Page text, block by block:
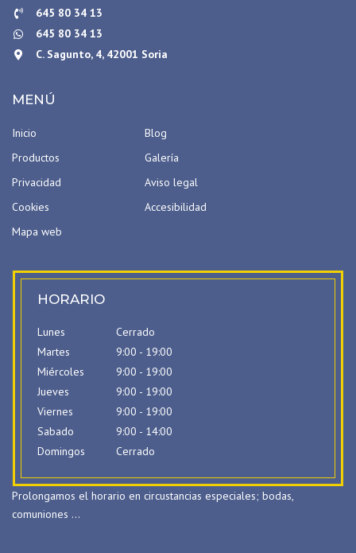
645 80 34 13
645 80 34 13
C. Sagunto, 4, 42001 Soria
MENÚ
Inicio
Blog
Productos
Galería
Privacidad
Aviso legal
Cookies
Accesibilidad
Mapa web
HORARIO
Lunes
Cerrado
Martes
9:00 - 19:00
Miércoles
9:00 - 19:00
Jueves
9:00 - 19:00
Viernes
9:00 - 19:00
Sabado
9:00 - 14:00
Domingos
Cerrado
Prolongamos el horario en circustancias especiales; bodas,
comuniones …